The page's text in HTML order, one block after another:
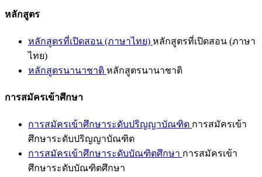
หลักสูตร
หลักสูตรที่เปิดสอน (ภาษาไทย) หลักสูตรที่เปิดสอน (ภาษา
ไทย)
หลักสูตรนานาชาติ หลักสูตรนานาชาติ
การสมัครเข้าศึกษา
การสมัครเข้าศึกษาระดับปริญญาบัณฑิต การสมัครเข้า
ศึกษาระดับปริญญาบัณฑิต
การสมัครเข้าศึกษาระดับบัณฑิตศึกษา การสมัครเข้า
ศึกษาระดับบัณฑิตศึกษา